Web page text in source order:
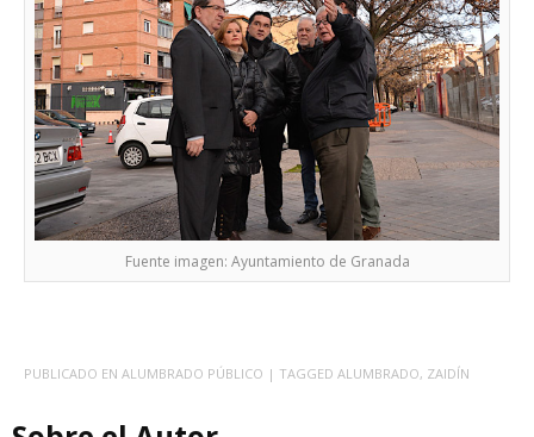
Fuente imagen: Ayuntamiento de Granada
PUBLICADO EN ALUMBRADO PÚBLICO | TAGGED ALUMBRADO, ZAIDÍN